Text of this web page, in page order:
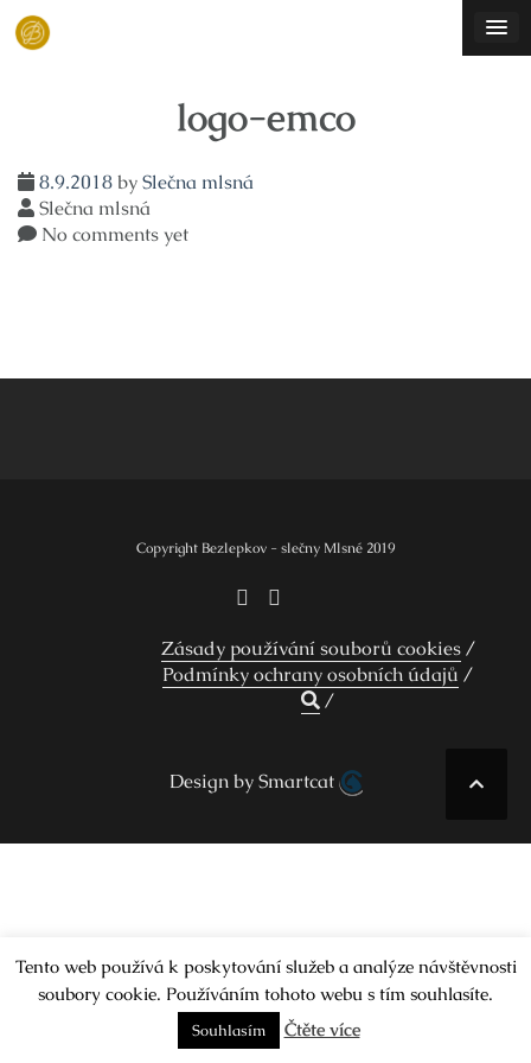
Skip
logo-emco
8.9.2018bySlečna mlsná
Slečna mlsná
No comments yet
Copyright Bezlepkov - slečny Mlsné 2019
Zásady používání souborů cookies
Podmínky ochrany osobních údajů
Design by Smartcat
Tento web používá k poskytování služeb a analýze návštěvnosti
soubory cookie. Používáním tohoto webu s tím souhlasíte.
Souhlasím Čtěte více